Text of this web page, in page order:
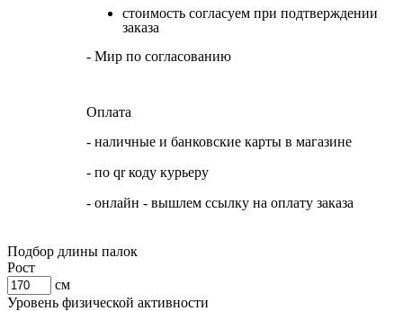
стоимость согласуем при подтверждении
заказа
- Мир по согласованию
Оплата
- наличные и банковские карты в магазине
- по qr коду курьеру
- онлайн - вышлем ссылку на оплату заказа
Подбор длины палок
Рост
см
Уровень физической активности